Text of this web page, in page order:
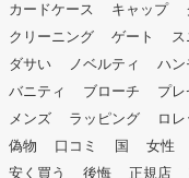
カードケース
キャップ
クリーニング
ゲート
ス
ダサい
ノベルティ ハン
バニティ
ブローチ プレ
メンズ
ラッピング ロ
偽物
口コミ 国 女性
安く買う
後悔 正規店